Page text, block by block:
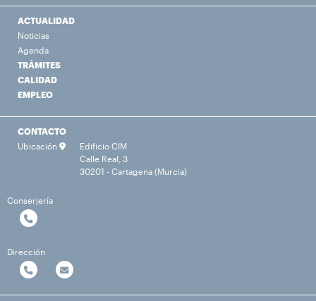
ACTUALIDAD
Noticias
Agenda
TRÁMITES
CALIDAD
EMPLEO
CONTACTO
Ubicación
Edificio CIM
Calle Real, 3
30201 - Cartagena (Murcia)
Conserjería
Dirección